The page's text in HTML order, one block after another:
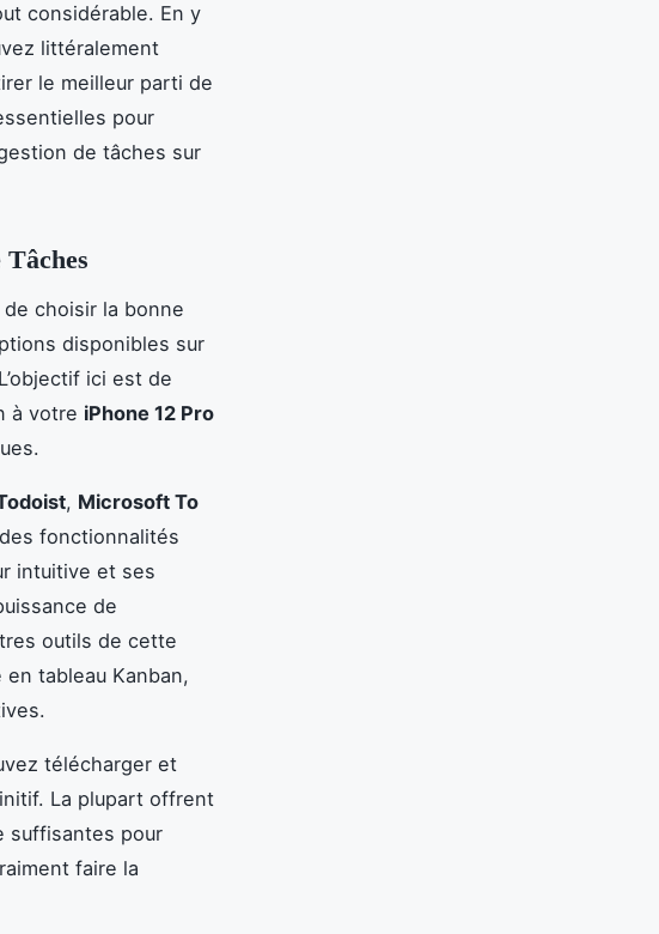
considérable. En y
littéralement
le meilleur parti de
pour
de tâches sur
choisir la bonne
disponibles sur
ici est de
à votre iPhone 12 Pro
, Microsoft To
fonctionnalités
intuitive et ses
de
outils de cette
tableau Kanban,
télécharger et
La plupart offrent
suffisantes pour
faire la